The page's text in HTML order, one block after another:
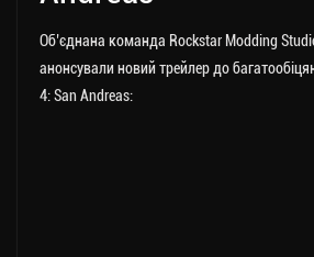
Об’єднана команда Rockstar Modding
анонсували новий трейлер до
4: San Andreas: